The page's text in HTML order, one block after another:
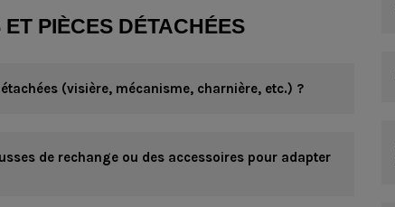
PIÈCES DÉTACHÉES
(visière, mécanisme, charnière, etc.) ?
de rechange ou des accessoires pour adapter